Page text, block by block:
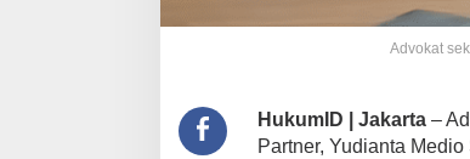
Advokat
HukumID | Jakarta–
Partner, Yudianta